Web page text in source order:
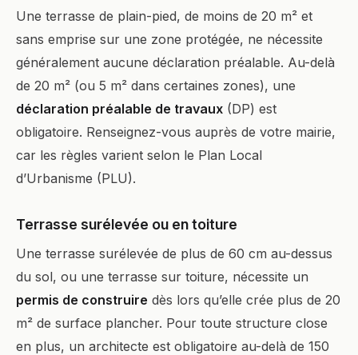
Une terrasse de plain-pied, de moins de 20 m² et
sans emprise sur une zone protégée, ne nécessite
généralement aucune déclaration préalable. Au-delà
de 20 m² (ou 5 m² dans certaines zones), une
déclaration préalable de travaux (DP) est
obligatoire. Renseignez-vous auprès de votre mairie,
car les règles varient selon le Plan Local
d’Urbanisme (PLU).
Terrasse surélevée ou en toiture
Une terrasse surélevée de plus de 60 cm au-dessus
du sol, ou une terrasse sur toiture, nécessite un
permis de construire dès lors qu’elle crée plus de 20
m² de surface plancher. Pour toute structure close
en plus, un architecte est obligatoire au-delà de 150